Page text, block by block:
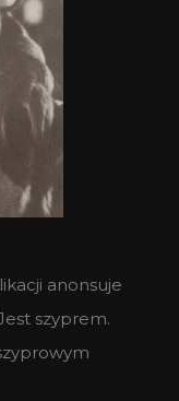
anonsuje
szyprem.